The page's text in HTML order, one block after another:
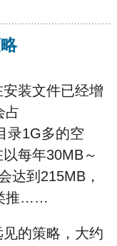
装文件已经增
占
录1G多的空
每年30MB～
达到215MB，
推……
的策略，大约